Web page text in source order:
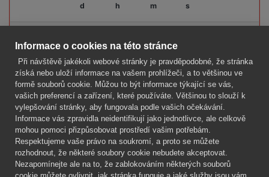
d h m s
Firma
Vše o nákupu
Kontakt
Mgr. Lenka Žáčková
OCHRANA ROSTLIN
Informace o cookies na této stránce
Při návštěvě jakékoli webové stránky je pravděpodobné, že stránka
získá nebo uloží informace na vašem prohlížeči, a to většinou ve
formě souborů cookie. Můžou to být informace týkající se vás,
vašich preferencí a zařízení, které používáte. Většinou to slouží k
vylepšování stránky, aby fungovala podle vašich očekávání.
Informace vás zpravidla neidentifikují jako jednotlivce, ale celkově
mohou pomoci přizpůsobovat prostředí vašim potřebám.
Respektujeme vaše právo na soukromí, a proto se můžete
rozhodnout, že některé soubory cookie nebudete akceptovat.
Nezapomínejte ale na to, že zablokováním některých souborů